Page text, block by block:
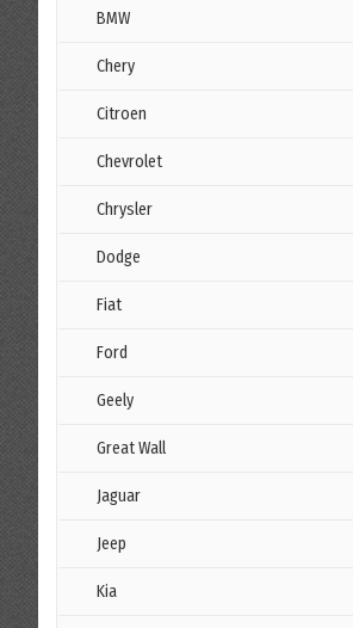
BMW
Chery
Citroen
Chevrolet
Chrysler
Dodge
Fiat
Ford
Geely
Great Wall
Jaguar
Jeep
Kia